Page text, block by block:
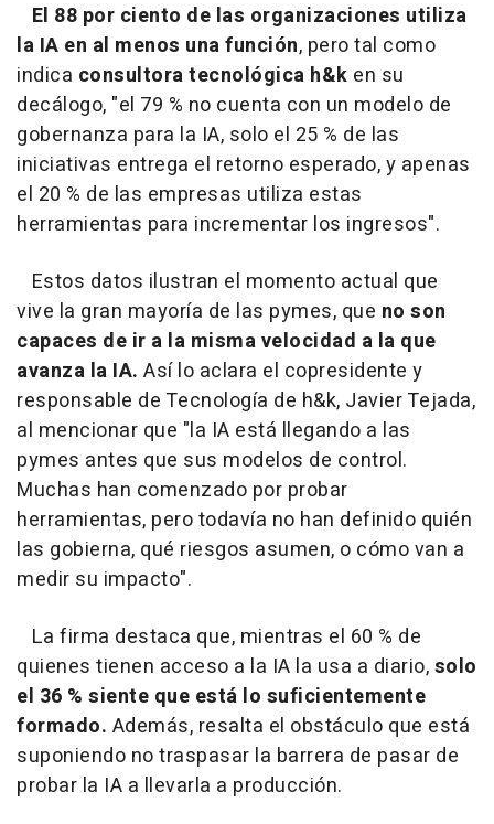
El 88 por ciento de las organizaciones utiliza
la IA en al menos una función, pero tal como
indica consultora tecnológica h&k en su
decálogo, "el 79 % no cuenta con un modelo de
gobernanza para la IA, solo el 25 % de las
iniciativas entrega el retorno esperado, y apenas
el 20 % de las empresas utiliza estas
herramientas para incrementar los ingresos".
Estos datos ilustran el momento actual que
vive la gran mayoría de las pymes, que no son
capaces de ir a la misma velocidad a la que
avanza la IA. Así lo aclara el copresidente y
responsable de Tecnología de h&k, Javier Tejada,
al mencionar que "la IA está llegando a las
pymes antes que sus modelos de control.
Muchas han comenzado por probar
herramientas, pero todavía no han definido quién
las gobierna, qué riesgos asumen, o cómo van a
medir su impacto".
La firma destaca que, mientras el 60 % de
quienes tienen acceso a la IA la usa a diario,solo
el 36 % siente que está lo suficientemente
formado. Además, resalta el obstáculo que está
suponiendo no traspasar la barrera de pasar de
probar la IA a llevarla a producción.